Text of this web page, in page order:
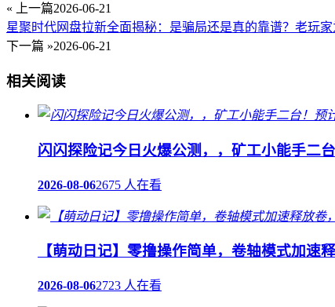
« 上一篇2026-06-21
星聚时代网盘拉新全面揭秘：是骗局还是真的靠谱？老玩
下一篇 »2026-06-21
相关阅读
闪闪探险记今日火爆公测，，矿工小能手二
2026-08-062675 人在看
【萌动日记】零撸操作简单，卷轴模式加速
2026-08-062723 人在看